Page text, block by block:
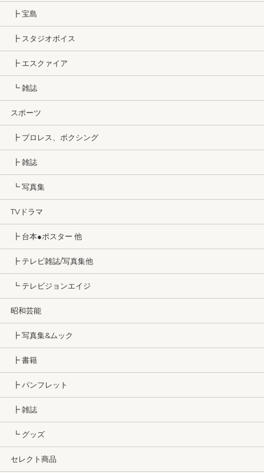
┣ 宝島
┣ スタジオボイス
┣ エスクァイア
┗ 雑誌
スポーツ
┣ プロレス、ボクシング
┣ 雑誌
┗ 写真集
TVドラマ
┣ 台本●ポスター 他
┣ テレビ雑誌/写真集他
┗ テレビジョンエイジ
昭和芸能
┣ 写真集&ムック
┣ 書籍
┣ パンフレット
┣ 雑誌
┗ グッズ
セレクト商品